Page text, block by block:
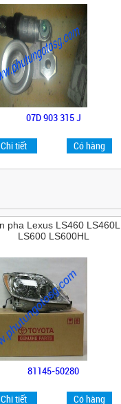
07D 903 315 J
Chi tiết Có hàng
pha Lexus LS460 LS460L
LS600 LS600HL
81145-50280
Chi tiết Có hàng